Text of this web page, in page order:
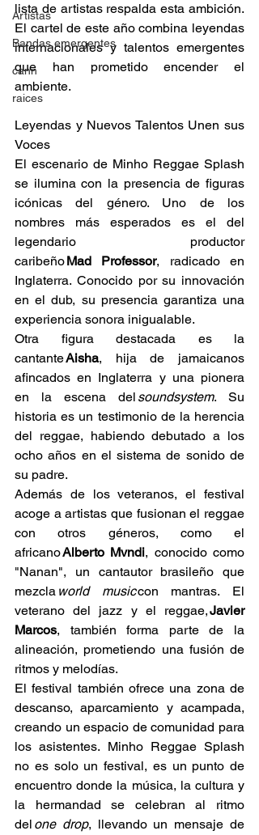
Artistas
Bandas emergentes
cann
raices
lista de artistas respalda esta ambición.
El cartel de este año combina leyendas
internacionales y talentos emergentes
que han prometido encender el
ambiente.
Leyendas y Nuevos Talentos Unen sus
Voces
El escenario de Minho Reggae Splash
se ilumina con la presencia de figuras
icónicas del género. Uno de los
nombres más esperados es el del
legendario productor
caribeño Mad Professor, radicado en
Inglaterra. Conocido por su innovación
en el dub, su presencia garantiza una
experiencia sonora inigualable.
Otra figura destacada es la
cantante Aisha, hija de jamaicanos
afincados en Inglaterra y una pionera
en la escena del soundsystem. Su
historia es un testimonio de la herencia
del reggae, habiendo debutado a los
ocho años en el sistema de sonido de
su padre.
Además de los veteranos, el festival
acoge a artistas que fusionan el reggae
con otros géneros, como el
africano Alberto Mvndi, conocido como
"Nanan", un cantautor brasileño que
mezcla world music con mantras. El
veterano del jazz y el reggae, Javier
Marcos, también forma parte de la
alineación, prometiendo una fusión de
ritmos y melodías.
El festival también ofrece una zona de
descanso, aparcamiento y acampada,
creando un espacio de comunidad para
los asistentes. Minho Reggae Splash
no es solo un festival, es un punto de
encuentro donde la música, la cultura y
la hermandad se celebran al ritmo
del one drop, llevando un mensaje de